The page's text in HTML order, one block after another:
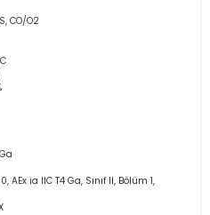
CO/O2
AEx ia IIC T4 Ga, Sınıf II, Bölüm 1,